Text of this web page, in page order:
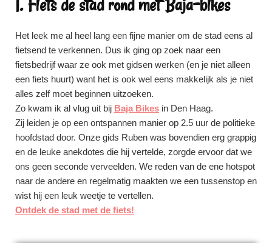
Het leek me al heel lang een fijne manier om de stad eens al
fietsend te verkennen. Dus ik ging op zoek naar een
fietsbedrijf waar ze ook met gidsen werken (en je niet alleen
een fiets huurt) want het is ook wel eens makkelijk als je niet
alles zelf moet beginnen uitzoeken.
Zo kwam ik al vlug uit bij Baja Bikes in Den Haag.
Zij leiden je op een ontspannen manier op 2.5 uur de politieke
hoofdstad door. Onze gids Ruben was bovendien erg grappig
en de leuke anekdotes die hij vertelde, zorgde ervoor dat we
ons geen seconde verveelden. We reden van de ene hotspot
naar de andere en regelmatig maakten we een tussenstop en
wist hij een leuk weetje te vertellen.
Ontdek de stad met de fiets!